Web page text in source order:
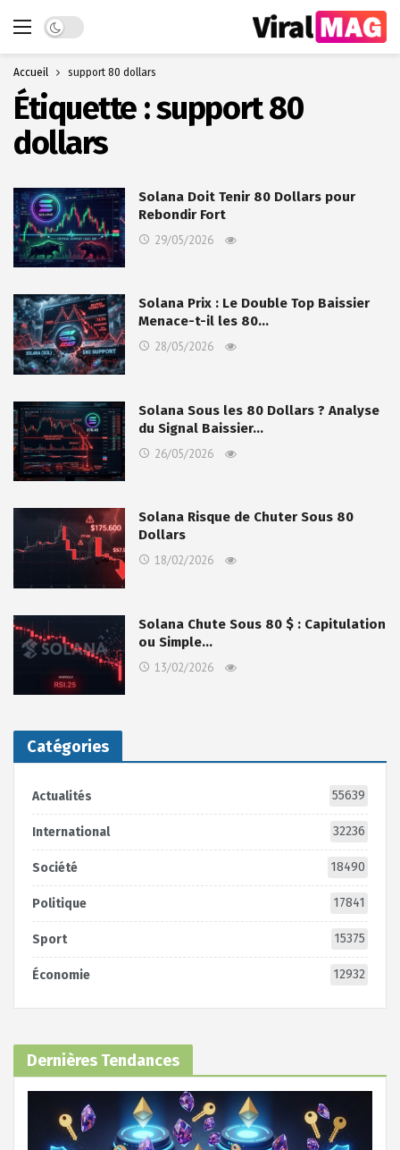
Dark mode
Accueil support 80 dollars
Étiquette :support 80
dollars
Solana Doit Tenir 80 Dollars pour
Rebondir Fort
29/05/2026
Solana Prix : Le Double Top Baissier
Menace-t-il les 80…
28/05/2026
Solana Sous les 80 Dollars ? Analyse
du Signal Baissier…
26/05/2026
Solana Risque de Chuter Sous 80
Dollars
18/02/2026
Solana Chute Sous 80 $ : Capitulation
ou Simple…
13/02/2026
Catégories
Actualités 55639
International 32236
Société 18490
Politique 17841
Sport 15375
Économie 12932
Dernières Tendances